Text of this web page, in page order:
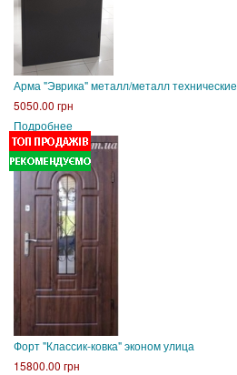
Арма "Эврика" металл/металл технические
5050.00 грн
Подробнее
Форт "Классик-ковка" эконом улица
15800.00 грн